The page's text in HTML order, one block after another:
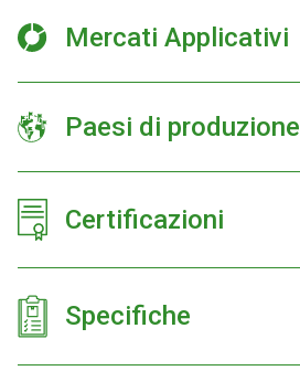
Mercati Applicativi
Paesi di produzione
Certificazioni
Specifiche